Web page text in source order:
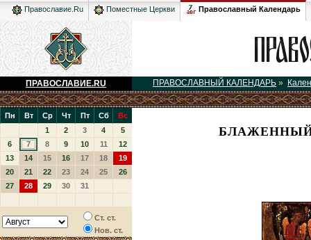
Православие.Ru Поместные Церкви Православный Календарь
ПРАВОСЛАВИЕ.RU ПРАВОСЛАВНЫЙ КАЛЕНДАРЬ »
Пн Вт Ср Чт Пт Сб
Вс
1
2 3 4
5
6
7 8 9 10 11
12
13
14 15 16 17 18
19
20
21 22 23 24 25
26
27
28 29 30 31
Ст. ст.
Нов. ст.